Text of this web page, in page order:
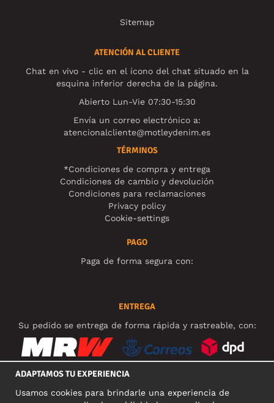
Sitemap
ATENCIÓN AL CLIENTE
Chat en vivo - clic en el ícono del chat situado en la
esquina inferior derecha de la página.
Abierto Lun-Vie 07:30-15:30
Envía un correo electrónico a:
atencionalcliente@motleydenim.es
TÉRMINOS
*Condiciones de compra y entrega
Condiciones de cambio y devolución
Condiciones para reclamaciones
Privacy policy
Cookie-settings
PAGO
Paga de forma segura con:
ENTREGA
Su pedido se entrega de forma rápida y rastreable, con:
REDES SOCIALES
ADAPTAMOS TU EXPERIENCIA
Usamos cookies para brindarle una experiencia de